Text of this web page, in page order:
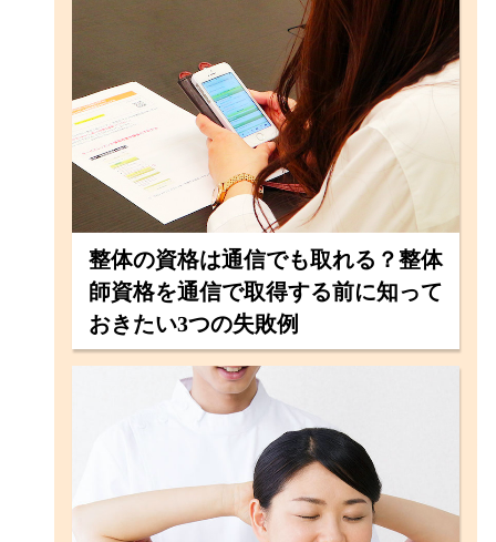
整体の資格は通信でも取れる？整体
師資格を通信で取得する前に知って
おきたい3つの失敗例